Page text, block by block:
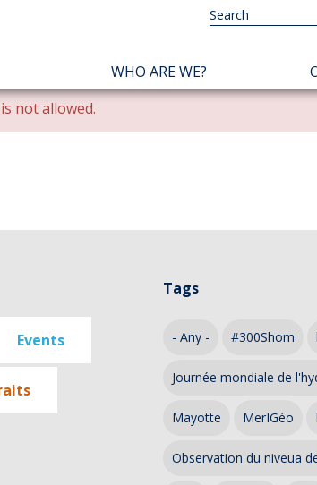
NAVIGATION
PRINCIPALE
WHO ARE WE?
not allowed.
Events
Tags
- Any - #300Shom
Journée mondiale de
Mayotte MerIGéo
Observation du niveua